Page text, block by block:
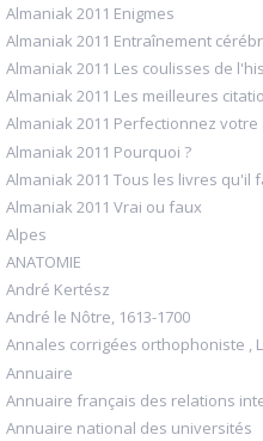
Almaniak 2011 Enigmes
Almaniak 2011 Entraînement
Almaniak 2011 Les coulisses de
Almaniak 2011 Les meilleures
Almaniak 2011 Perfectionnez votre
Almaniak 2011 Pourquoi ?
Almaniak 2011 Tous les livres qu'il
Almaniak 2011 Vrai ou faux
Alpes
ANATOMIE
André Kertész
André le Nôtre, 1613-1700
Annales corrigées orthophoniste ,
Annuaire
Annuaire français des relations
Annuaire national des universités